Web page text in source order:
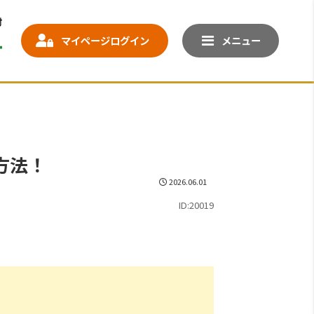
マイページログイン メニュー
！
2026.06.01
ID:20019